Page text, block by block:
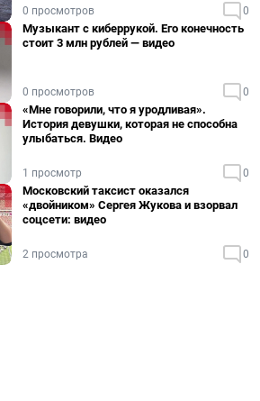
0 просмотров 0
Музыкант с киберрукой. Его конечность
стоит 3 млн рублей — видео
0 просмотров 0
«Мне говорили, что я уродливая».
История девушки, которая не способна
улыбаться. Видео
1 просмотр 0
Московский таксист оказался
«двойником» Сергея Жукова и взорвал
соцсети: видео
2 просмотра 0